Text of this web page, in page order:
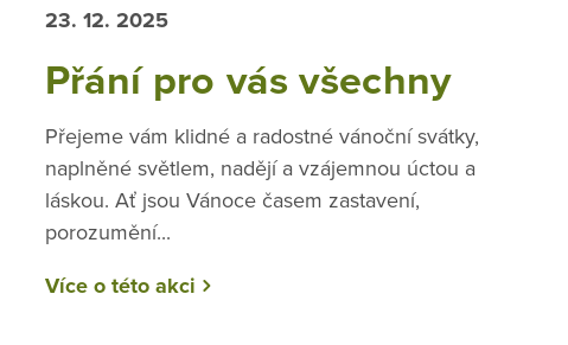
23. 12. 2025
Přání pro vás všechny
Přejeme vám klidné a radostné vánoční svátky,
naplněné světlem, nadějí a vzájemnou úctou a
láskou. Ať jsou Vánoce časem zastavení,
porozumění...
Více o této akci